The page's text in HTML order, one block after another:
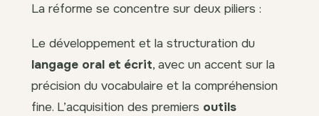
La réforme se concentre sur deux piliers :
Le développement et la structuration du
langage oral et écrit, avec un accent sur la
précision du vocabulaire et la compréhension
fine. L’acquisition des premiers outils